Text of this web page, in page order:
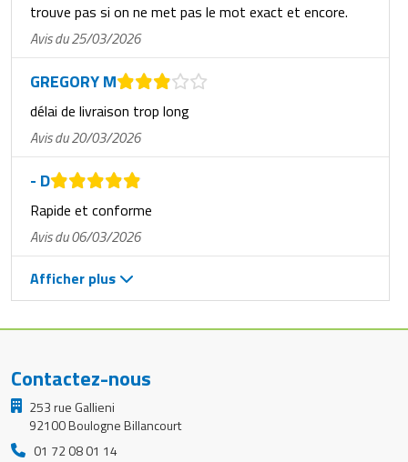
trouve pas si on ne met pas le mot exact et encore.
Avis du 25/03/2026
GREGORY M
délai de livraison trop long
Avis du 20/03/2026
- D
Rapide et conforme
Avis du 06/03/2026
Afficher plus
Contactez-nous
253 rue Gallieni
92100 Boulogne Billancourt
01 72 08 01 14